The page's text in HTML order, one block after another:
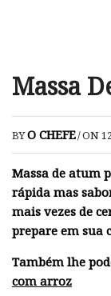
Massa
BYO CHEFE/ON
Massa de atum
rápida mas
mais vezes de
prepare em sua
Também lhe
com arroz